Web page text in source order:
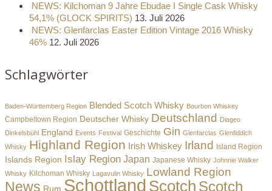
NEWS: Kilchoman 9 Jahre Ebudae I Single Cask Whisky
54,1% (GLOCK SPIRITS) 13. Juli 2026
NEWS: Glenfarclas Easter Edition Vintage 2016 Whisky
46% 12. Juli 2026
Schlagwörter
Baden-Württemberg Region Blended Scotch Whisky Bourbon Whiskey
Campbeltown Region Deutscher Whisky Deutschland
Diageo
Dinkelsbühl England Events Festival Geschichte Gin Glenfarclas Glenfiddich
Whisky Highland Region Irish Whiskey Irland Island Region
Islands Region Islay Region Japan Japanese Whisky Johnnie Walker
Whisky Kilchoman Whisky Lagavulin Whisky Lowland Region
News Rum Schottland Scotch Scotch